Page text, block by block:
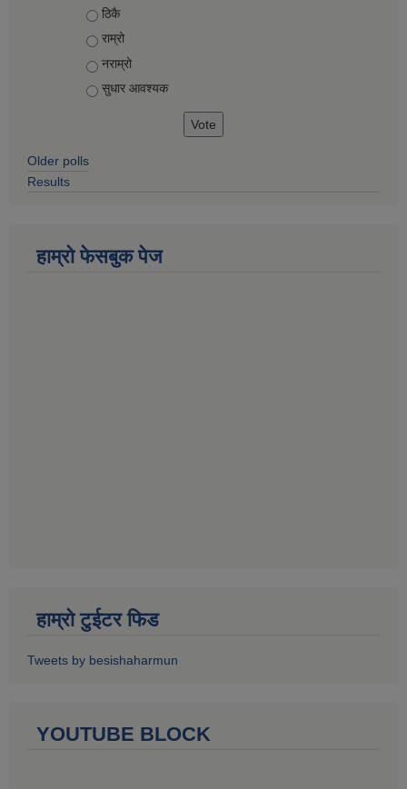
Choices
ठिकै
राम्रो
नराम्रो
सुधार आवश्यक
Older polls
Results
हाम्रो फेसबुक पेज
हाम्रो टुईटर फिड
Tweets by besishaharmun
YOUTUBE BLOCK